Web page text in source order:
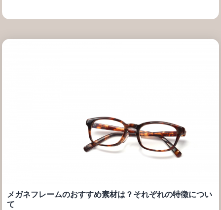
メガネフレームのおすすめ素材は？それぞれの特徴につい
て